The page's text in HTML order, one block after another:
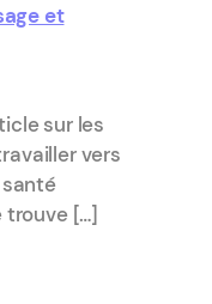
et
sur les
vers
trouve […]